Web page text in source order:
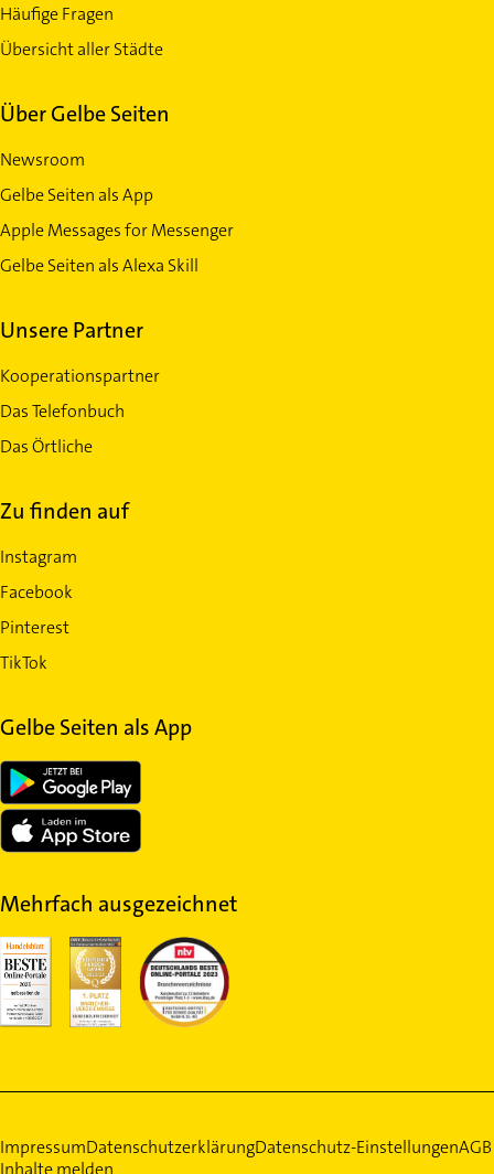
Häufige Fragen
Übersicht aller Städte
Über Gelbe Seiten
Newsroom
Gelbe Seiten als App
Apple Messages for Messenger
Gelbe Seiten als Alexa Skill
Unsere Partner
Kooperationspartner
Das Telefonbuch
Das Örtliche
Zu finden auf
Instagram
Facebook
Pinterest
TikTok
Gelbe Seiten als App
Mehrfach ausgezeichnet
ImpressumDatenschutzerklärungDatenschutz-EinstellungenAGB
Inhalte melden